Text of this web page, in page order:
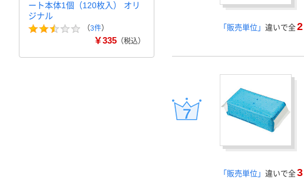
「販売単位」 違いで全2
「販売単位」 違いで全3
ート本体1個（120枚入） オリ
ジナル
（3件）
￥335 （税込）